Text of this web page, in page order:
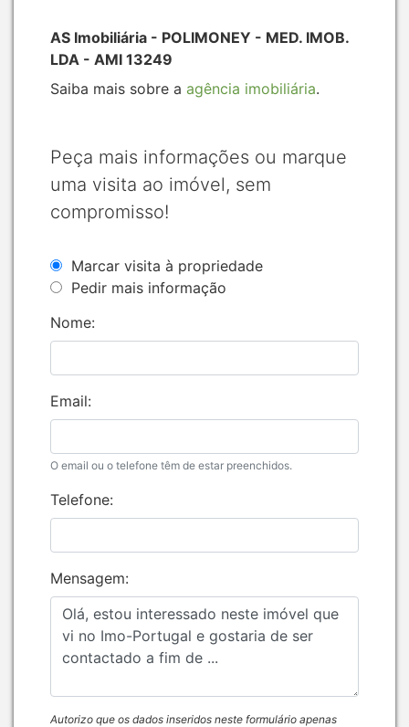
AS Imobiliária - POLIMONEY - MED. IMOB.
LDA - AMI 13249
Saiba mais sobre a agência imobiliária.
Peça mais informações ou marque
uma visita ao imóvel, sem
compromisso!
Marcar visita à propriedade
Pedir mais informação
Nome:
Email:
O email ou o telefone têm de estar preenchidos.
Telefone:
Mensagem:
Autorizo que os dados inseridos neste formulário apenas